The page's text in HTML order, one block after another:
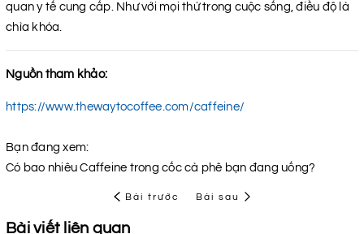
quan y tế cung cấp. Như với mọi thứ trong cuộc sống, điều độ là
chìa khóa.
Nguồn tham khảo:
https://www.thewaytocoffee.com/caffeine/
Bạn đang xem:
Có bao nhiêu Caffeine trong cốc cà phê bạn đang uống?
Bài trước Bài sau
Bài viết liên quan